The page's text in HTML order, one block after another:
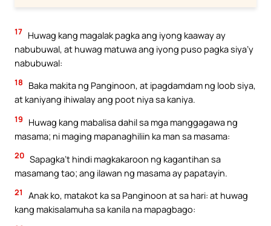
17 Huwag kang magalak pagka ang iyong kaaway ay
nabubuwal, at huwag matuwa ang iyong puso pagka siya’y
nabubuwal:
18
Baka makita ng Panginoon, at ipagdamdam ng loob siya,
at kaniyang ihiwalay ang poot niya sa kaniya.
19
Huwag kang mabalisa dahil sa mga manggagawa ng
masama; ni maging mapanaghiliin ka man sa masama:
20 Sapagka’t hindi magkakaroon ng kagantihan sa
masamang tao; ang ilawan ng masama ay papatayin.
21
Anak ko, matakot ka sa Panginoon at sa hari: at huwag
kang makisalamuha sa kanila na mapagbago: